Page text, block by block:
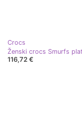
Crocs
Ženski crocs Smurfs
116,72 €